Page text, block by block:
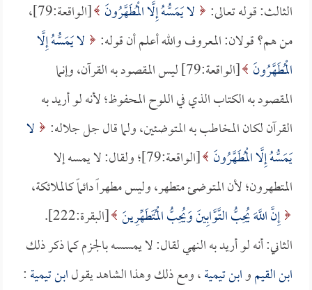
الثالث: قوله تعالى:
لا يَمَسُّهُ إِلَّا الْمُطَهَّرُونَ
[الواقعة:79]،
من هم؟ قولان: المعروف والله أعلم أن قوله:
لا يَمَسُّهُ إِلَّا
الْمُطَهَّرُونَ
[الواقعة:79] ليس المقصود به القرآن، وإنما
المقصود به الكتاب الذي في اللوح المحفوظ؛ لأنه لو أريد به
القرآن لكان المخاطب به المتوضئين، ولما قال جل جلاله:
لا
يَمَسُّهُ إِلَّا الْمُطَهَّرُونَ
[الواقعة:79]؛ ولقال: لا يمسه إلا
المتطهرون؛ لأن المتوضئ متطهر، وليس مطهراً دائماً كالملائكة،
إِنَّ اللَّهَ يُحِبُّ التَّوَّابِينَ وَيُحِبُّ الْمُتَطَهِّرِينَ [البقرة:222].
الثاني: أنه لو أريد به النهي لقال: لا يمسسه بالجزم كما ذكر ذلك
ابن القيموابن تيمية، ومع ذلك وهذا الشاهد يقولابن تيمية: